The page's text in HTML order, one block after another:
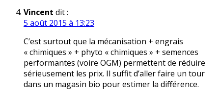
Vincent dit :
5 août 2015 à 13:23
C’est surtout que la mécanisation + engrais
« chimiques » + phyto « chimiques » + semences
performantes (voire OGM) permettent de réduire
sérieusement les prix. Il suffit d’aller faire un tour
dans un magasin bio pour estimer la différence.